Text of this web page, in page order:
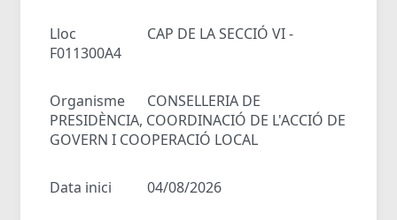
Lloc
CAP DE LA SECCIÓ VI -
F011300A4
Organisme
CONSELLERIA DE
PRESIDÈNCIA, COORDINACIÓ DE L'ACCIÓ DE
GOVERN I COOPERACIÓ LOCAL
Data inici 04/08/2026